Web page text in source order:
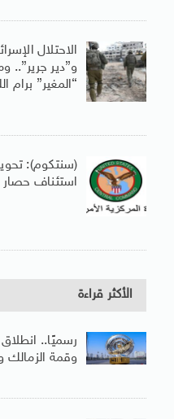
الاحتلال
و”دير
“المغير” برام
استئناف حصار
الأكثر قراءة
وقمة الزمالك